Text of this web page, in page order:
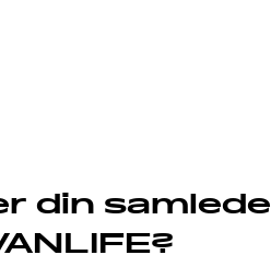
din samlede